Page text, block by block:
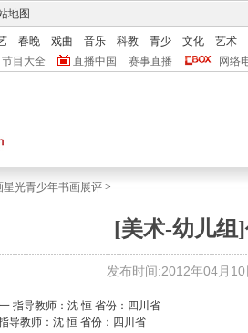
地图
春晚 戏曲 音乐 科教 青少 文化
艺术
节目大全 直播中国 赛事直播 网络
星光青少年书画展评 >
[美术-幼儿组]
发布时间:2012年04月
导教师：沈 恒 省份：四川省